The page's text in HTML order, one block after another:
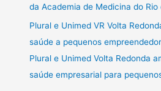
da Academia de Medicina do Rio
Plural e Unimed VR Volta
saúde a pequenos
Plural e Unimed Volta Redonda
saúde empresarial para